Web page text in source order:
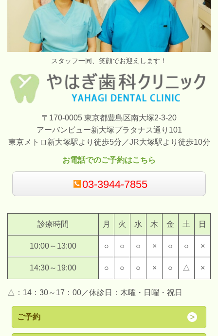
スタッフ一同、笑顔でお迎えします！
〒170-0005 東京都豊島区南大塚2-3-20
アーバンビュー新大塚プラタナス通り101
東京メトロ新大塚駅より徒歩5分／JR大塚駅より徒歩10分
お電話でのご予約はこちら
03-3944-7855
診療時間 月 火 水 木 金 土 日
10:00～13:00 ○ ○ ○ × ○ ○ ×
14:30～19:00 ○ ○ ○ × ○ △ ×
△：14：30～17：00／休診日：木曜・日曜・祝日
ご予約